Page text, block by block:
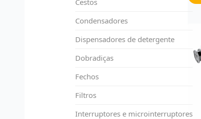
Condensadores
Dispensadores de detergente
Dobradiças
Fechos
Filtros
Interruptores e microinterruptores